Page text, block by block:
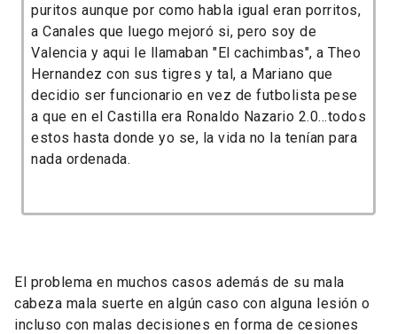
puritos aunque por como habla igual eran porritos,
a Canales que luego mejoró si, pero soy de
Valencia y aqui le llamaban "El cachimbas", a Theo
Hernandez con sus tigres y tal, a Mariano que
decidio ser funcionario en vez de futbolista pese
a que en el Castilla era Ronaldo Nazario 2.0...todos
estos hasta donde yo se, la vida no la tenían para
nada ordenada.
El problema en muchos casos además de su mala
cabeza mala suerte en algún caso con alguna lesión o
incluso con malas decisiones en forma de cesiones